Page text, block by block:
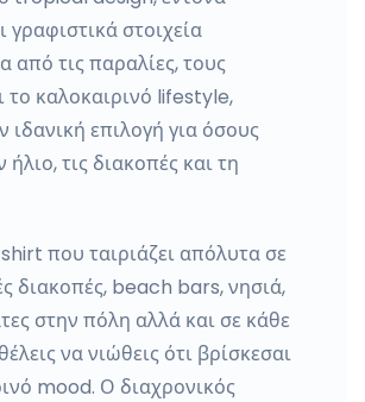
στοιχεία
από τις παραλίες, τους
το καλοκαιρινό lifestyle,
ιδανική επιλογή για όσους
τις διακοπές και τη
που ταιριάζει απόλυτα σε
διακοπές, beach bars, νησιά,
στην πόλη αλλά και σε κάθε
να νιώθεις ότι βρίσκεσαι
mood. Ο διαχρονικός